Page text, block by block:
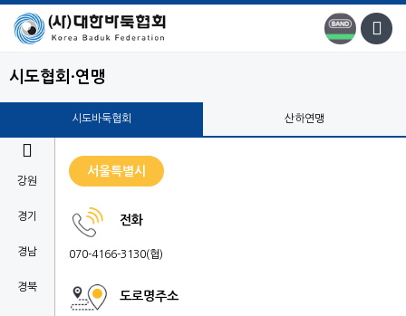
시도협회·연맹
시도바둑협회 산하연맹

강원
경기
경남
경북
서울특별시
전화
070-4166-3130(협)
도로명주소